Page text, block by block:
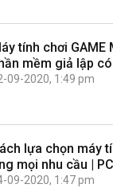
tính chơi GAME
mềm giả lập
09-2020, 1:49 pm
lựa chọn máy
mọi nhu cầu |
09-2020, 1:47 pm